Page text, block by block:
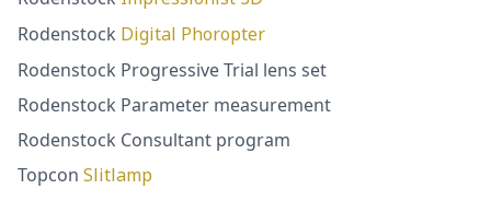
Rodenstock Digital Phoropter
Rodenstock Progressive Trial lens set
Rodenstock Parameter measurement
Rodenstock Consultant program
Topcon Slitlamp